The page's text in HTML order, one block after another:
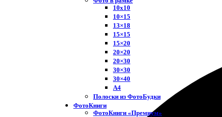
10х10
10×15
13×18
15×15
15×20
20×20
20×30
30×30
30×40
A4
Полоски из ФотоБудки
ФотоКниги
ФотоКниги «Премиум»